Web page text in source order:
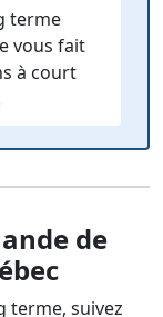
terme
vous fait
à court
de
terme, suivez